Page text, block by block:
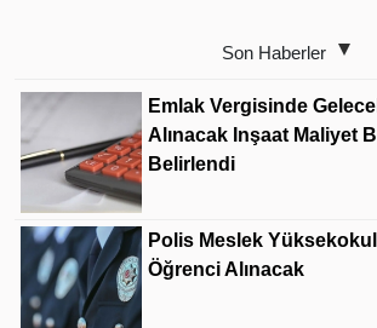
Son Haberler
Emlak Vergisinde
Alınacak Inşaat Maliyet
Belirlendi
Polis Meslek
Öğrenci Alınacak